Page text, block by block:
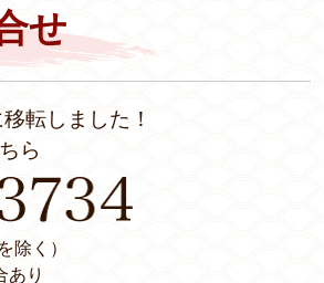
せ
転しました！
ら
除く）
あり